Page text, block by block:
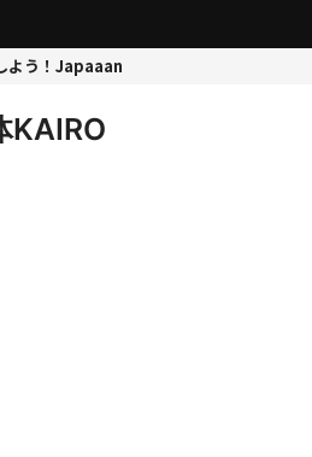
よう！Japaaan
KAIRO